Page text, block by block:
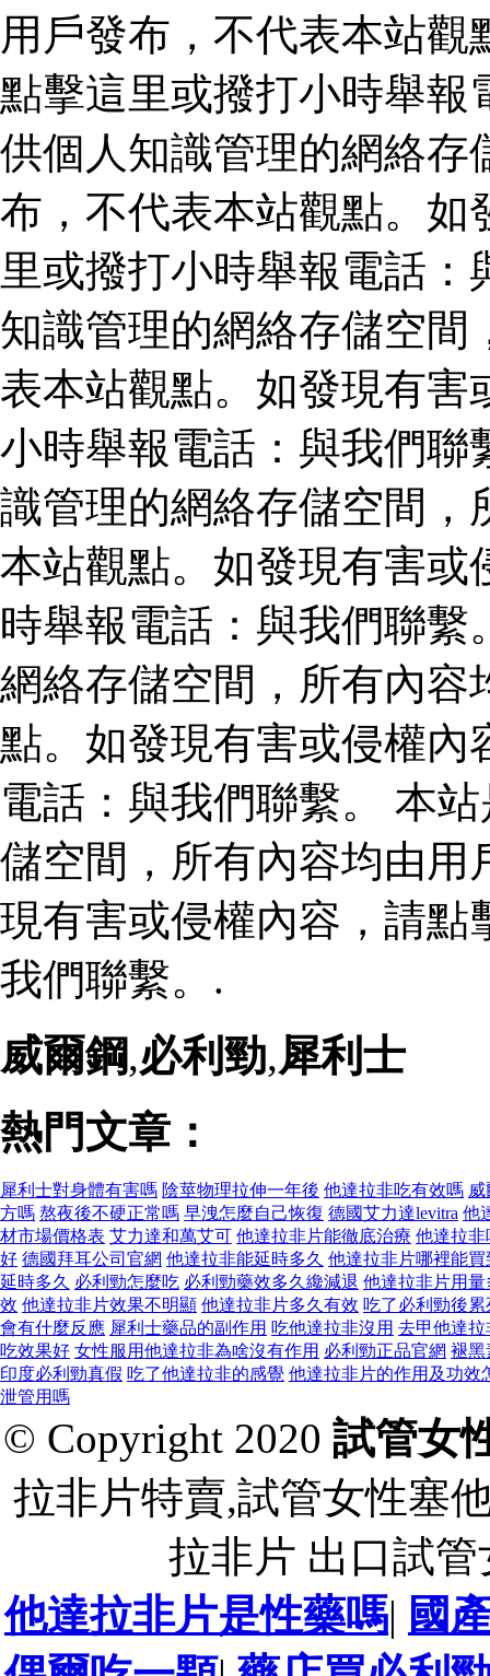
用戶發布，不代表本站
點擊這里或撥打小時舉報
供個人知識管理的網絡存
布，不代表本站觀點。如
里或撥打小時舉報電話
知識管理的網絡存儲空間
表本站觀點。如發現有害
小時舉報電話：與我們聯
識管理的網絡存儲空間，
本站觀點。如發現有害或
時舉報電話：與我們聯
網絡存儲空間，所有內容
點。如發現有害或侵權內
電話：與我們聯繫。 本
儲空間，所有內容均由用
現有害或侵權內容，請點
我們聯繫。.
威爾鋼,必利勁,犀利士
熱門文章：
犀利士對身體有害嗎 陰莖物理拉伸一年後 他達拉非吃有效嗎
方嗎 熬夜後不硬正常嗎 早洩怎麼自己恢復 德國艾力達levitra 他
材市場價格表 艾力達和萬艾可 他達拉非片能徹底治療 他達拉非
好 德國拜耳公司官網 他達拉非能延時多久 他達拉非片哪裡能買
延時多久 必利勁怎麼吃 必利勁藥效多久纔減退 他達拉非片用量
效 他達拉非片效果不明顯 他達拉非片多久有效 吃了必利勁後累
會有什麼反應 犀利士藥品的副作用 吃他達拉非沒用 去甲他達拉
吃效果好 女性服用他達拉非為啥沒有作用 必利勁正品官網 褪黑
印度必利勁真假 吃了他達拉非的感覺 他達拉非片的作用及功效
泄管用嗎
© Copyright 2020 試管女
拉非片特賣,試管女性塞
拉非片 出口試
他達拉非片是性藥嗎| 國